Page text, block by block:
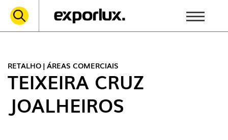
RETALHO | ÁREAS COMERCIAIS
TEIXEIRA CRUZ
JOALHEIROS